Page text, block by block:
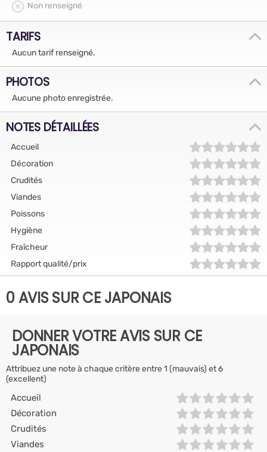
Non renseigné
TARIFS
Aucun tarif renseigné.
PHOTOS
Aucune photo enregistrée.
NOTES DÉTAILLÉES
Accueil
Décoration
Crudités
Viandes
Poissons
Hygiène
Fraîcheur
Rapport qualité/prix
0 AVIS SUR CE JAPONAIS
DONNER VOTRE AVIS SUR CE
JAPONAIS
Attribuez une note à chaque critère entre 1 (mauvais) et 6
(excellent)
Accueil
Décoration
Crudités
Viandes